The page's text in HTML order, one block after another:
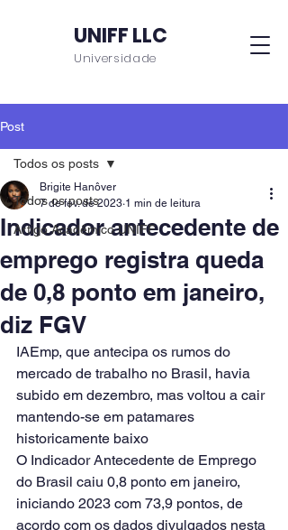
UNIFF LLC
Universidade
Post
Todos os posts
Artigo Acadêmico UNIFF
Todos os posts
Indicador antecedente de
emprego registra queda
de 0,8 ponto em janeiro,
diz FGV
Brigite Hanôver
7 de fev. de 2023 1 min de leitura
IAEmp, que antecipa os rumos do
mercado de trabalho no Brasil, havia
subido em dezembro, mas voltou a cair
mantendo-se em patamares
historicamente baixo
O Indicador Antecedente de Emprego
do Brasil caiu 0,8 ponto em janeiro,
iniciando 2023 com 73,9 pontos, de
acordo com os dados divulgados nesta